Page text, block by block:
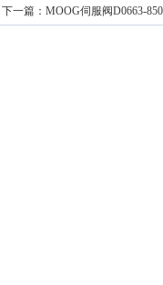
下一篇： MOOG伺服阀D0663-